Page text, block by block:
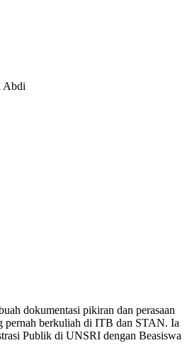
dokumentasi pikiran dan perasaan
pernah berkuliah di ITB dan STAN. Ia
Publik di UNSRI dengan Beasiswa